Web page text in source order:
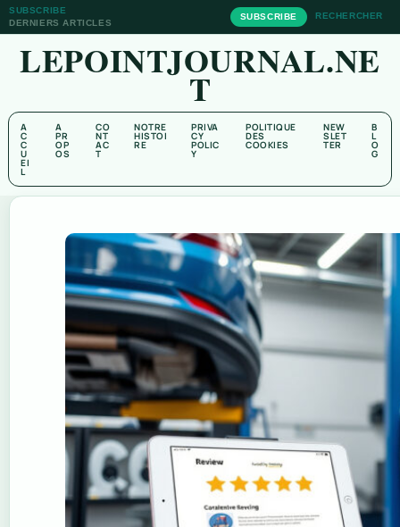
SUBSCRIBE
DERNIERS ARTICLES
SUBSCRIBE RECHERCHER
LEPOINTJOURNAL.NE
T
A
C
C
U
EI
L
A
PR
OP
OS
CO
NT
AC
T
NOTRE
HISTOI
RE
PRIVA
CY
POLIC
Y
POLITIQUE
DES
COOKIES
NEW
SLET
TER
B
L
O
G